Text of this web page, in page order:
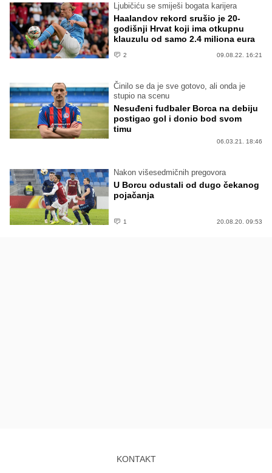
Ljubičiću se smiješi bogata karijera
Haalandov rekord srušio je 20-
godišnji Hrvat koji ima otkupnu
klauzulu od samo 2.4 miliona eura
2 09.08.22. 16:21
Činilo se da je sve gotovo, ali onda je
stupio na scenu
Nesuđeni fudbaler Borca na debiju
postigao gol i donio bod svom
timu
06.03.21. 18:46
Nakon višesedmičnih pregovora
U Borcu odustali od dugo čekanog
pojačanja
1 20.08.20. 09:53
KONTAKT